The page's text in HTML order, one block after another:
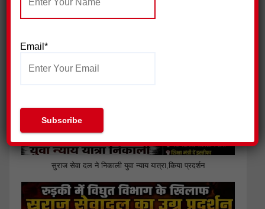
मांग
सुराज सेवा दल ने निकाली युवा न्याय यात्रा,किया प्रदर्शन
Email*